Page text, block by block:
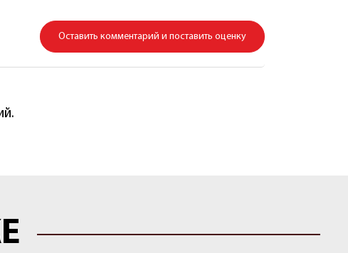
Оставить комментарий и поставить оценку